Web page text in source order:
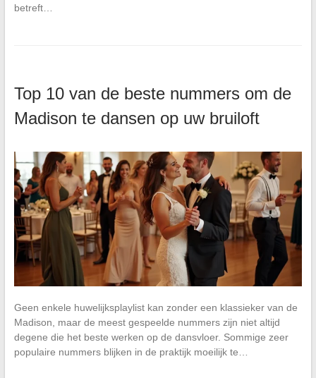
betreft…
Top 10 van de beste nummers om de
Madison te dansen op uw bruiloft
Geen enkele huwelijksplaylist kan zonder een klassieker van de
Madison, maar de meest gespeelde nummers zijn niet altijd
degene die het beste werken op de dansvloer. Sommige zeer
populaire nummers blijken in de praktijk moeilijk te…